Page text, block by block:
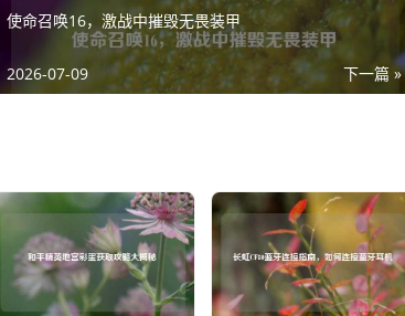
使命召唤16，激战中摧毁无畏装甲
下一篇 »
2026-07-09